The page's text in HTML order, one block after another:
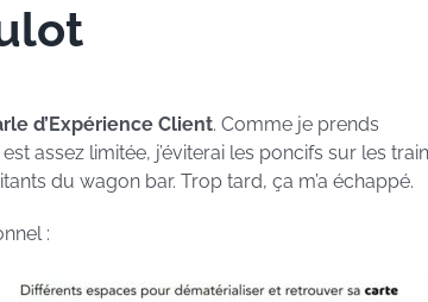
d’Expérience Client. Comme je prends
assez limitée, j’éviterai les poncifs sur les
du wagon bar. Trop tard, ça m’a échappé.
: